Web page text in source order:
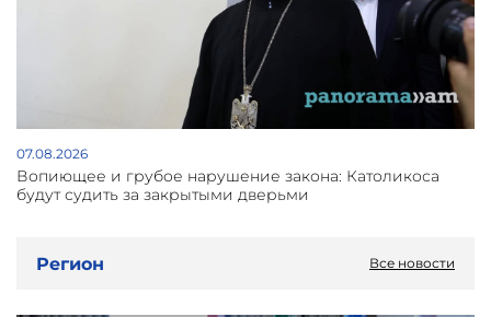
07.08.2026
Вопиющее и грубое нарушение закона: Католикоса
будут судить за закрытыми дверьми
Регион Все новости